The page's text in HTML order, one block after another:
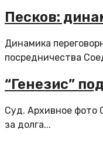
Песков:
Динамика
посредничества
“Генезис”
Cуд. Архивное фото
за долга...